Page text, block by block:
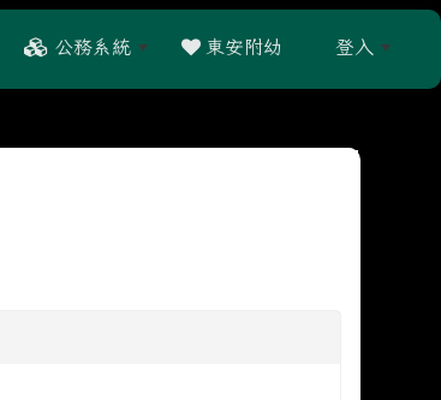
公務系統 東安附幼 登入